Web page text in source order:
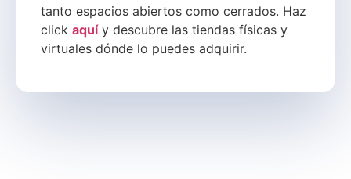
tanto espacios abiertos como cerrados. Haz
click aquíy descubre las tiendas físicas y
virtuales dónde lo puedes adquirir.